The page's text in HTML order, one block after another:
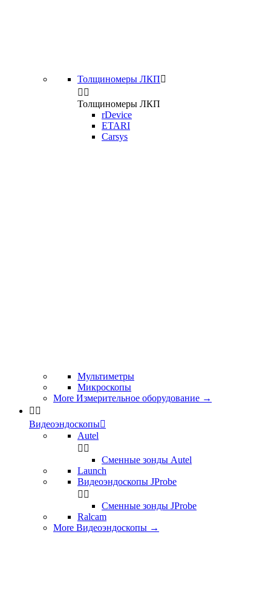
Толщиномеры ЛКП
 
Толщиномеры ЛКП
rDevice
ETARI
Carsys
Мультиметры
Микроскопы
More Измерительное оборудование →
 
Видеоэндоскопы
Autel
 
Сменные зонды Autel
Launch
Видеоэндоскопы JProbe
 
Сменные зонды JProbe
Ralcam
More Видеоэндоскопы →